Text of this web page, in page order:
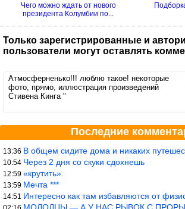
Чего можно ждать от нового
президента Колумбии по...
Только зарегистрированные и
пользователи могут оставлять
Атмосферненько!!! люблю такое! некоторые
фото, прямо, иллюстрация произведений
Стивена Кинга "
Последние
13:36 В общем сидите дома и никаких путешествий
10:54 Через 2 дня со скуки сдохнешь
12:59 «крутить».
13:59 Мечта ***
14:51 Интересно как там избавляются от
МОЛОДЦЫ — А У НАС РЫВОК С